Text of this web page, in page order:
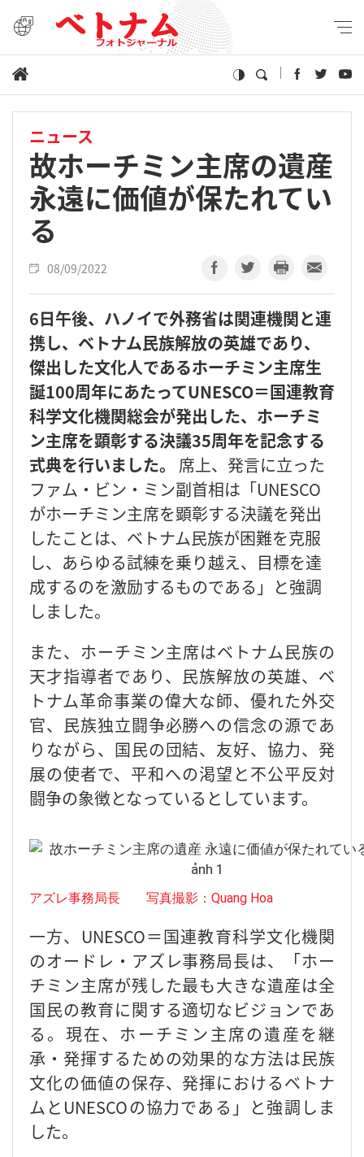
ニュース
故ホーチミン主席の遺産
永遠に価値が保たれてい
る
08/09/2022
6日午後、ハノイで外務省は関連機関と連
携し、ベトナム民族解放の英雄であり、
傑出した文化人であるホーチミン主席生
誕100周年にあたってUNESCO＝国連教育
科学文化機関総会が発出した、ホーチミ
ン主席を顕彰する決議35周年を記念する
式典を行いました。
席上、発言に立った
ファム・ビン・ミン副首相は「UNESCO
がホーチミン主席を顕彰する決議を発出
したことは、ベトナム民族が困難を克服
し、あらゆる試練を乗り越え、目標を達
成するのを激励するものである」と強調
しました。
また、ホーチミン主席はベトナム民族の
天才指導者であり、民族解放の英雄、ベ
トナム革命事業の偉大な師、優れた外交
官、民族独立闘争必勝への信念の源であ
りながら、国民の団結、友好、協力、発
展の使者で、平和への渇望と不公平反対
闘争の象徴となっているとしています。
アズレ事務局長 写真撮影：Quang Hoa
一方、UNESCO＝国連教育科学文化機関
のオードレ・アズレ事務局長は、「ホー
チミン主席が残した最も大きな遺産は全
国民の教育に関する適切なビジョンであ
る。現在、ホーチミン主席の遺産を継
承・発揮するための効果的な方法は民族
文化の価値の保存、発揮におけるベトナ
ムとUNESCOの協力である」と強調しま
した。